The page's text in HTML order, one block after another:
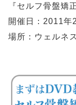
『セルフ骨盤矯
開催日：2011年
場所：ウェルネ